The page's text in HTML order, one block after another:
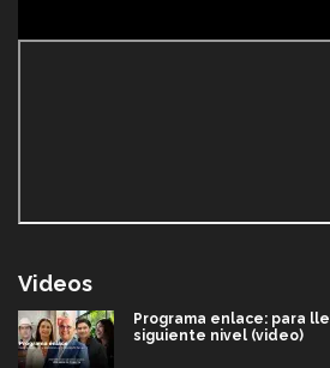
Videos
Programa enlace: para
siguiente nivel (video)